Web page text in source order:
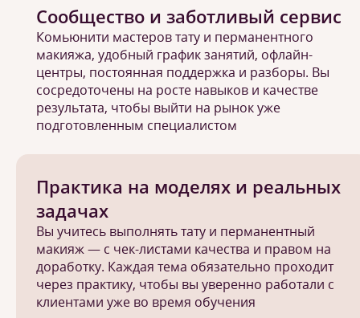
Практика на моделях и реальных
задачах
Вы учитесь выполнять тату и перманентный
макияж — с чек-листами качества и правом на
доработку. Каждая тема обязательно проходит
через практику, чтобы вы уверенно работали с
клиентами уже во время обучения
Сообщество и заботливый сервис
Комьюнити мастеров тату и перманентного
макияжа, удобный график занятий, офлайн-
центры, постоянная поддержка и разборы. Вы
сосредоточены на росте навыков и качестве
результата, чтобы выйти на рынок уже
подготовленным специалистом